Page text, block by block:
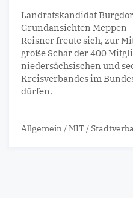
Landratskandidat
Grundansichten Meppen
Reisner freute sich, zur
große Schar der 400
niedersächsischen und
Kreisverbandes im
dürfen.
Allgemein /MIT /